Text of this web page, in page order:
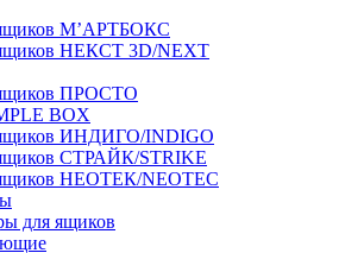
М’АРТБОКС
НЕКСТ 3D/NEXT
ПРОСТО
BOX
ИНДИГО/INDIGO
СТРАЙК/STRIKE
НЕОТЕК/NEOTEC
для ящиков